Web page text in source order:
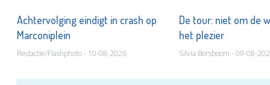
Achtervolging eindigt in crash op
Marconiplein
Redactie/Flashphoto - 10-08-2026
De tour: niet om de
het plezier
Silvia Borsboom - 09-08-